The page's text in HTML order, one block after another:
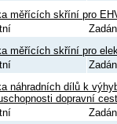
měřících skříní pro
měřících skříní pro
náhradních dílů k
dopravní